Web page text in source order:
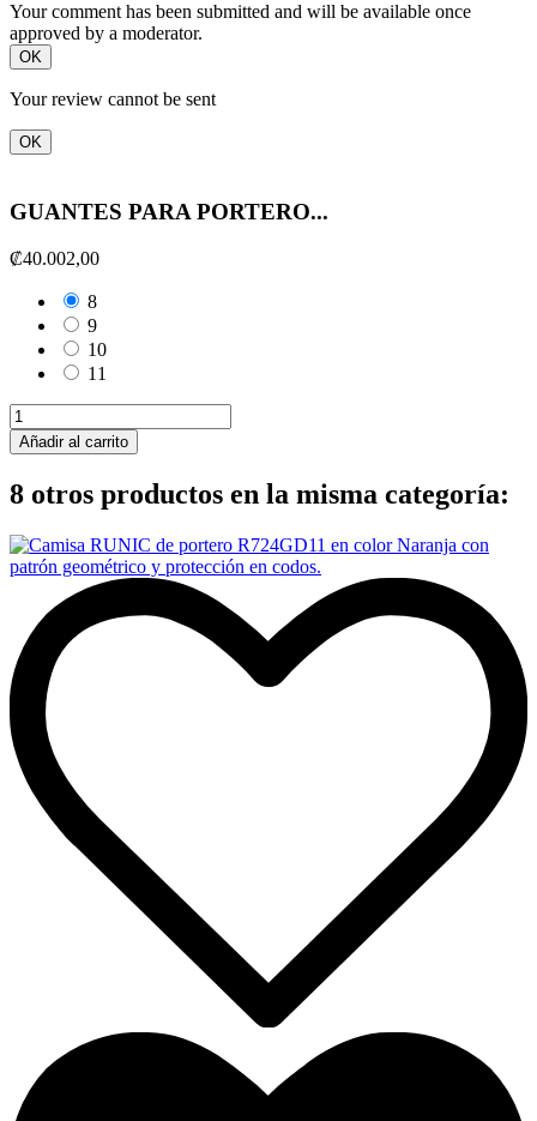
Your comment has been submitted and will be available once
approved by a moderator.
OK
Your review cannot be sent
OK
GUANTES PARA PORTERO...
₡40.002,00
8
9
10
11
Añadir al carrito
8 otros productos en la misma categoría: